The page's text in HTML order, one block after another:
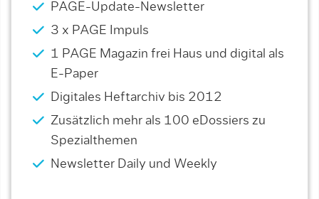
PAGE-Update-Newsletter
3 x PAGE Impuls
1 PAGE Magazin frei Haus und digital als
E-Paper
Digitales Heftarchiv bis 2012
Zusätzlich mehr als 100 eDossiers zu
Spezialthemen
Newsletter Daily und Weekly